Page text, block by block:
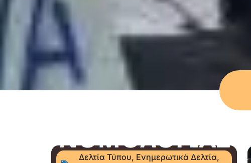
Δελτία Τύπου, Ενημερωτικά Δελτία,